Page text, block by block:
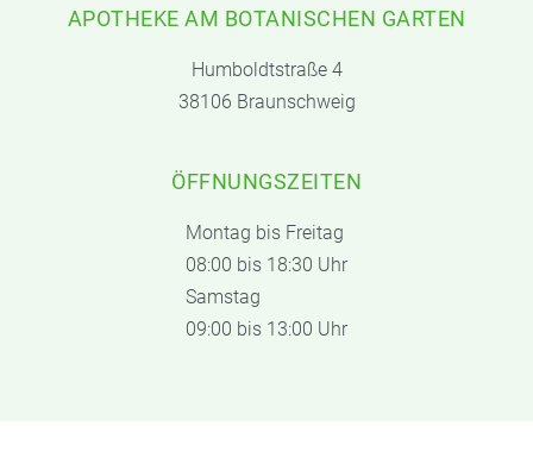
APOTHEKE AM BOTANISCHEN GARTEN
Humboldtstraße 4
38106 Braunschweig
ÖFFNUNGSZEITEN
Montag bis Freitag
08:00 bis 18:30 Uhr
Samstag
09:00 bis 13:00 Uhr